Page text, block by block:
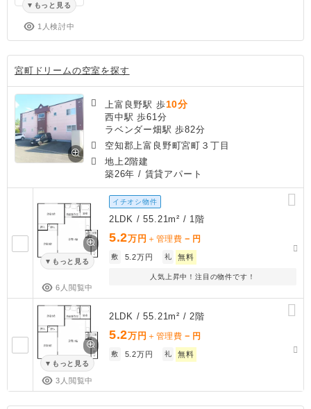
もっと見る
1人検討中
宮町ドリームの空室を探す
上富良野駅 歩10分
西中駅 歩61分
ラベンダー畑駅 歩82分
空知郡上富良野町宮町３丁目
地上2階建
築26年 / 賃貸アパート
もっと見る
6人閲覧中
イチオシ物件
2LDK / 55.21m² / 1階
5.2万円 ＋管理費 － 円
敷 5.2万円 礼 無料
人気上昇中！注目の物件です！
もっと見る
3人閲覧中
2LDK / 55.21m² / 2階
5.2万円 ＋管理費 － 円
敷 5.2万円 礼 無料